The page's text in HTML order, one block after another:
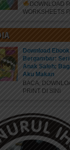
DOWNLOAD
WORKSHEETS
Download
Bergambar:
Anak Saleh;
Aku Makan
BACA,
PRINT DI SINI